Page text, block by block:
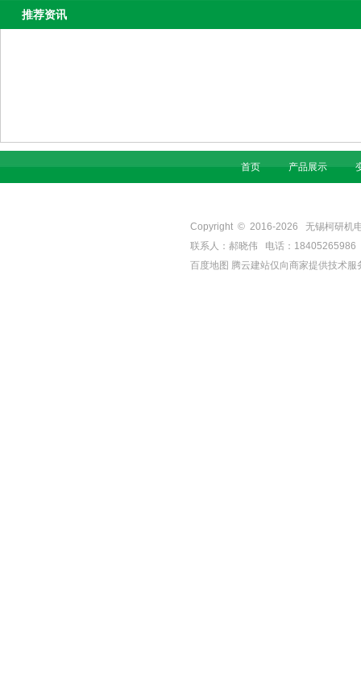
推荐资讯
首页 产品展示
Copyright © 2016-2026
无锡柯研机
联系人：郝晓伟 电话：
百度地图 腾云建站仅向商家提供技术服